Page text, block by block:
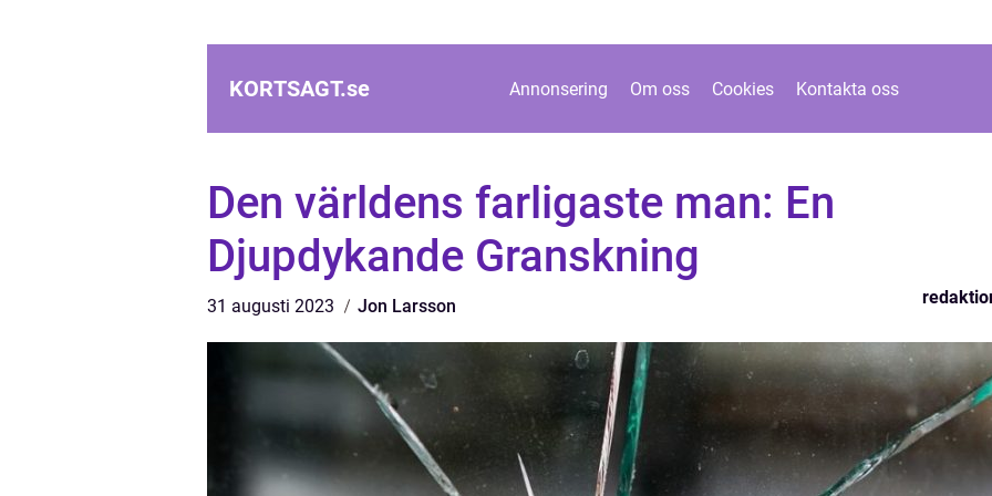
KORTSAGT.se Annonsering Om oss Cookies Kontakta oss
Den världens farligaste man: En
Djupdykande Granskning
31 augusti 2023 Jon Larsson